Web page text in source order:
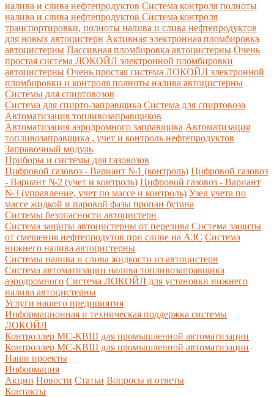
налива и слива нефтепродуктов Система контроля полноты
налива и слива нефтепродуктов Система контроля
транспортировки, полноты налива и слива нефтепродуктов
для новых автоцистерн Активная электронная пломбировка
автоцистерны Пассивная пломбировка автоцистерны Очень
простая система ЛОКОЙЛ электронной пломбировки
автоцистерны Очень простая система ЛОКОЙЛ электронной
пломбировки и контроля полноты налива автоцистерны
Системы для спиртовозов
Система для спирто-заправщика Система для спиртовоза
Автоматизация топливозаправщиков
Автоматизация аэродромного заправщика Автоматизация
топливозаправщика , учет и контроль нефтепродуктов
Заправочный модуль
Приборы и системы для газовозов
Цифровой газовоз - Вариант №1 (контроль) Цифровой газовоз
- Вариант №2 (учет и контроль) Цифровой газовоз - Вариант
№3 (управление, учет по массе и контроль) Узел учета по
массе жидкой и паровой фазы пропан бутана
Системы безопасности автоцистерн
Система защиты автоцистерны от перелива Система защиты
от смешения нефтепродутов при сливе на АЗС Система
нижнего налива автоцистерны
Системы налива и слива жидкости из автоцистерн
Система автоматизации налива топливозаправщика
аэродромного Система ЛОКОЙЛ для установки нижнего
налива автоцистерны
Услуги нашего предприятия
Информационная и техническая поддержка системы
ЛОКОЙЛ
Контроллер МС-КВШ для промышленной автоматизации
Контроллер МС-КВШ для промышленной автоматизации
Наши проекты
Информация
Акции Новости Статьи Вопросы и ответы
Контакты